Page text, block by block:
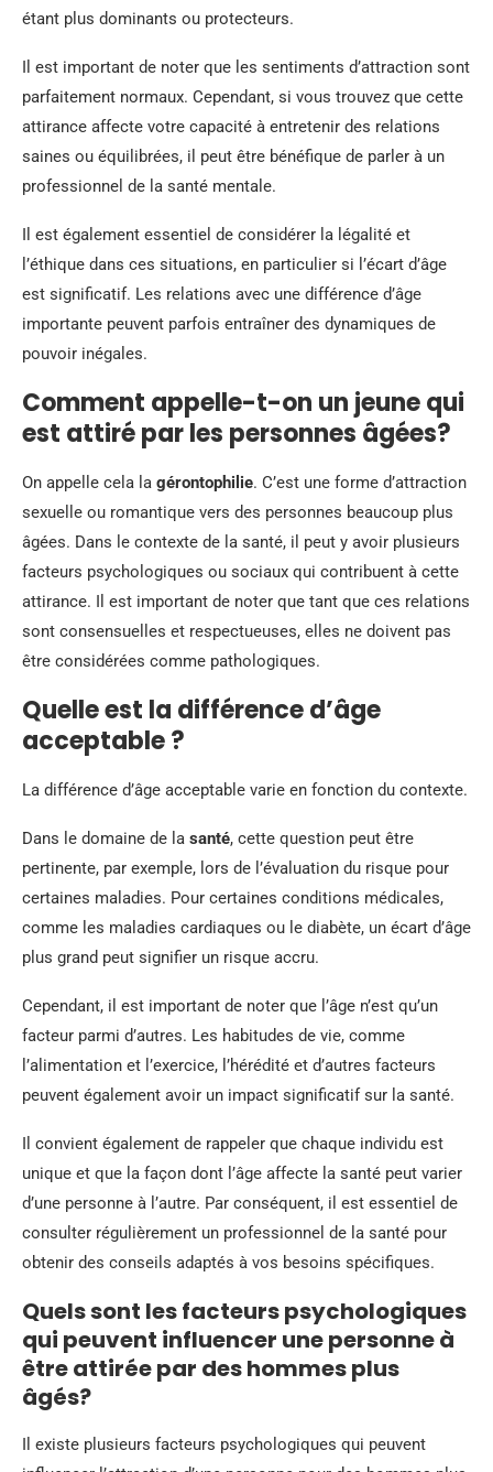
étant plus dominants ou protecteurs.
Il est important de noter que les sentiments d’attraction sont
parfaitement normaux. Cependant, si vous trouvez que cette
attirance affecte votre capacité à entretenir des relations
saines ou équilibrées, il peut être bénéfique de parler à un
professionnel de la santé mentale.
Il est également essentiel de considérer la légalité et
l’éthique dans ces situations, en particulier si l’écart d’âge
est significatif. Les relations avec une différence d’âge
importante peuvent parfois entraîner des dynamiques de
pouvoir inégales.
Comment appelle-t-on un jeune qui
est attiré par les personnes âgées?
On appelle cela la gérontophilie. C’est une forme d’attraction
sexuelle ou romantique vers des personnes beaucoup plus
âgées. Dans le contexte de la santé, il peut y avoir plusieurs
facteurs psychologiques ou sociaux qui contribuent à cette
attirance. Il est important de noter que tant que ces relations
sont consensuelles et respectueuses, elles ne doivent pas
être considérées comme pathologiques.
Quelle est la différence d’âge
acceptable ?
La différence d’âge acceptable varie en fonction du contexte.
Dans le domaine de la santé, cette question peut être
pertinente, par exemple, lors de l’évaluation du risque pour
certaines maladies. Pour certaines conditions médicales,
comme les maladies cardiaques ou le diabète, un écart d’âge
plus grand peut signifier un risque accru.
Cependant, il est important de noter que l’âge n’est qu’un
facteur parmi d’autres. Les habitudes de vie, comme
l’alimentation et l’exercice, l’hérédité et d’autres facteurs
peuvent également avoir un impact significatif sur la santé.
Il convient également de rappeler que chaque individu est
unique et que la façon dont l’âge affecte la santé peut varier
d’une personne à l’autre. Par conséquent, il est essentiel de
consulter régulièrement un professionnel de la santé pour
obtenir des conseils adaptés à vos besoins spécifiques.
Quels sont les facteurs psychologiques
qui peuvent influencer une personne à
être attirée par des hommes plus
âgés?
Il existe plusieurs facteurs psychologiques qui peuvent